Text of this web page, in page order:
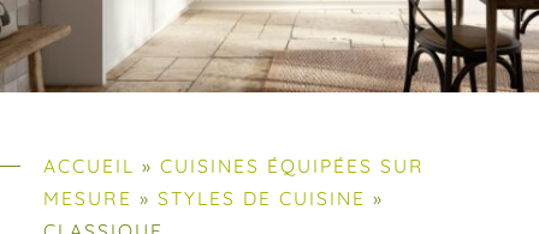
ACCUEIL » CUISINES ÉQUIPÉES SUR
MESURE » STYLES DE CUISINE »